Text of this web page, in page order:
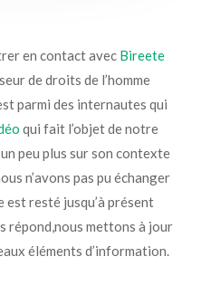
en contact avec Bireete
de droits de l’homme
parmi des internautes qui
qui fait l’objet de notre
peu plus sur son contexte
n’avons pas pu échanger
est resté jusqu’à présent
répond,nous mettons à jour
éléments d’information.